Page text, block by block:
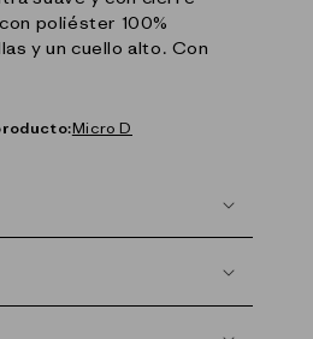
poliéster 100%
y un cuello alto. Con
Micro D